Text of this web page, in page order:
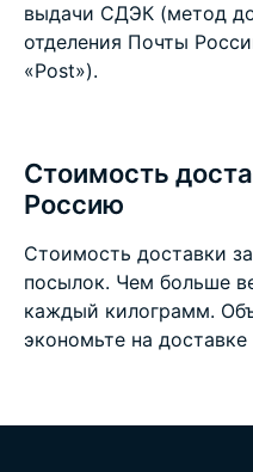
выдачи СДЭК (метод
отделения Почты
«Post»).
Стоимость
Россию
Стоимость доставки
посылок. Чем больше
каждый килограмм.
экономьте на